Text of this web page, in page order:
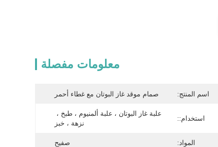
معلومات مفصلة
اسم المنتج: صمام موقد غاز البوتان مع غطاء أحمر
استخدام::
نزهة ، خبز
المواد: صفيح